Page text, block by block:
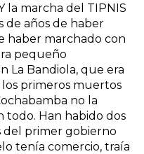
la marcha del TIPNIS
de años de haber
haber marchado con
pequeño
La Bandiola, que era
primeros muertos
no la
todo. Han habido dos
del primer gobierno
tenía comercio, traía